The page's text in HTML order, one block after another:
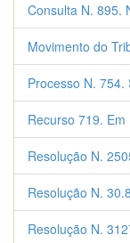
Consulta N. 895.
Movimento do
Processo N.
Recurso 719.
Resolução N.
Resolução N.
Resolução N.